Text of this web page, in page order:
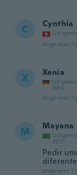
C Cynthia
Lid
ongeveer 7
X Xenia
Lid
2016
ongeveer 7
M Mayana
Lid
2017
Pedir
ongeveer 7